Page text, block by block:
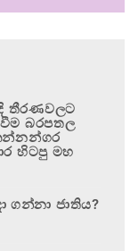
තීරණවලට
බරපතල
හිටපු මහ
ගන්නා ජාතිය?